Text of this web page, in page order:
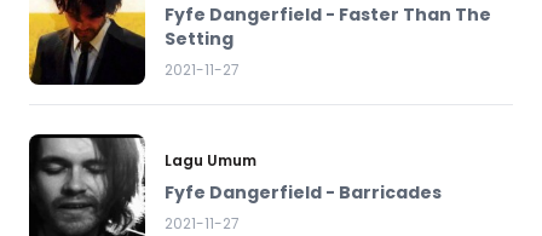
Fyfe Dangerfield - Faster Than The
Setting
2021-11-27
Lagu Umum
Fyfe Dangerfield - Barricades
2021-11-27